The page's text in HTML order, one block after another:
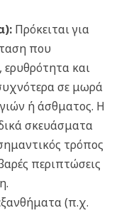
):Πρόκειται για
που
και
σε μωρά
ή άσθματος. Η
σκευάσματα
τρόπος
περιπτώσεις
(π.χ.